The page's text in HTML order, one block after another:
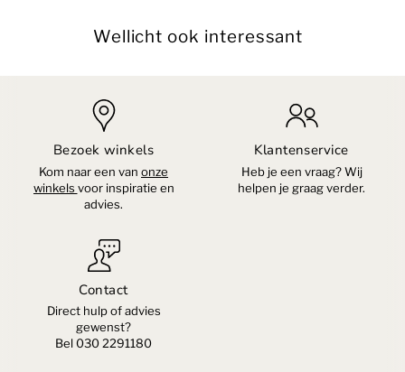
Wellicht ook interessant
Bezoek winkels
Kom naar een van onze
winkels voor inspiratie en
advies.
Klantenservice
Heb je een vraag? Wij
helpen je graag verder.
Contact
Direct hulp of advies
gewenst?
Bel 030 2291180